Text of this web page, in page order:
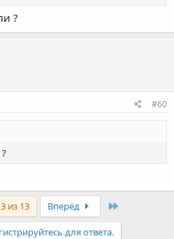
?
#60
3 из 13 Вперёд
для ответа.